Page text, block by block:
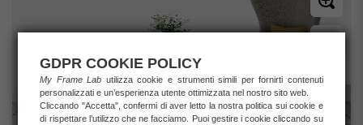
GDPR COOKIE POLICY
My Frame Lab utilizza cookie e strumenti simili per fornirti contenuti
personalizzati e un’esperienza utente ottimizzata nel nostro sito web.
Cliccando "Accetta", confermi di aver letto la nostra politica sui cookie e
di rispettare l’utilizzo che ne facciamo. Puoi gestire i cookie cliccando su